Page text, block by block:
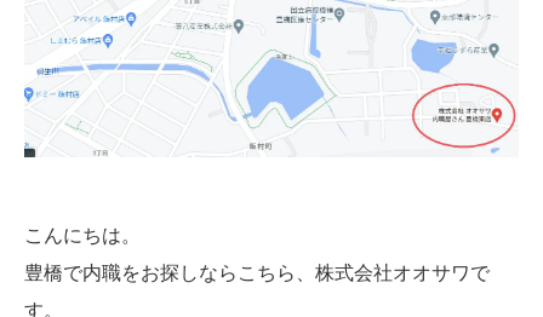
こんにちは。
豊橋で内職をお探しならこちら、株式会社オオサワで
す。